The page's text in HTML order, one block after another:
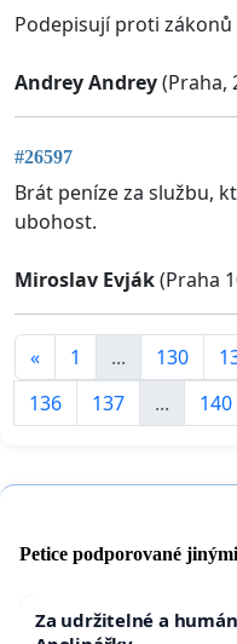
Podepisují proti
Andrey Andrey(Praha,
#26597
Brát peníze za službu,
ubohost.
Miroslav Evják(Praha
« 1 ... 130
136
137 ... 140
Petice podporované
Za udržitelné a